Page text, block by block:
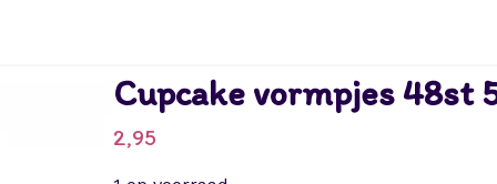
Cupcake vormpjes 48st
2,95